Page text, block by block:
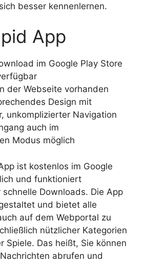
besser kennenlernen.
App
im Google Play Store
der Webseite vorhanden
Design mit
unkomplizierter Navigation
auch im
Modus möglich
ist kostenlos im Google
und funktioniert
Downloads. Die App
und bietet alle
auf dem Webportal zu
nützlicher Kategorien
Spiele. Das heißt, Sie können
abrufen und